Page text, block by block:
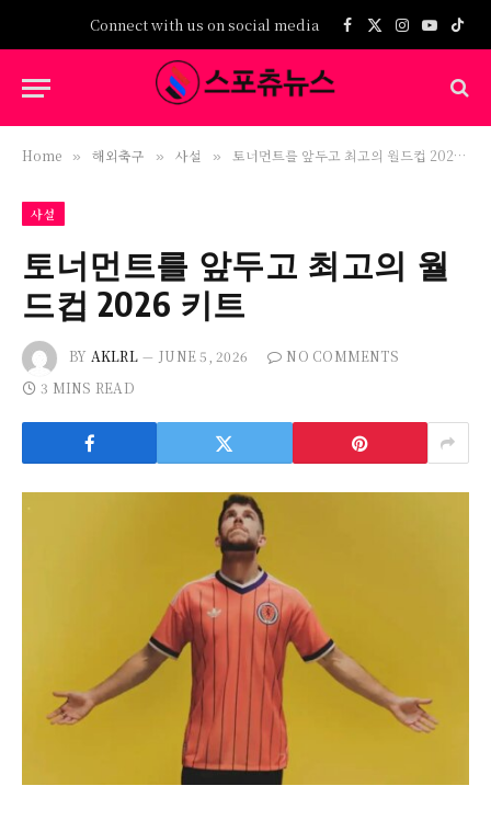
Connect with us on social media Facebook
X
Instagram
Home » 해외축구 » 사설 » 토너먼트를 앞두고 최고의 월드컵 2026 키트
사설
토너먼트를 앞두고 최고의 월
드컵 2026 키트
BY AKLRL JUNE 5, 2026
NO COMMENTS
3 MINS READ